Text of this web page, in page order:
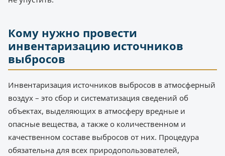
Кому нужно провести
инвентаризацию источников
выбросов
Инвентаризация источников выбросов в атмосферный
воздух – это сбор и систематизация сведений об
объектах, выделяющих в атмосферу вредные и
опасные вещества, а также о количественном и
качественном составе выбросов от них. Процедура
обязательна для всех природопользователей,